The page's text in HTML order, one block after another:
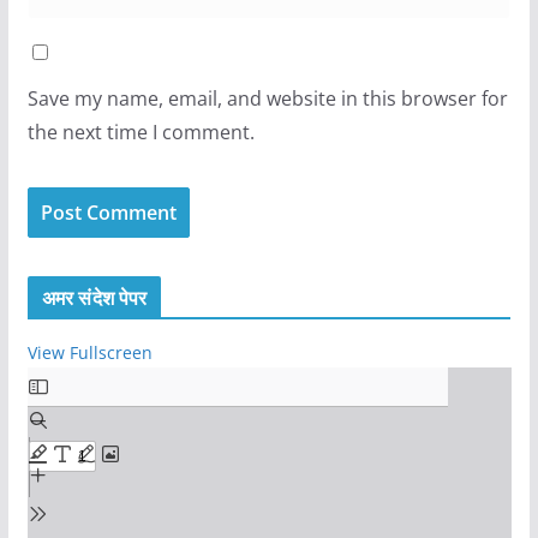
Save my name, email, and website in this browser for
the next time I comment.
अमर संदेश पेपर
View Fullscreen
S
k
i
p
t